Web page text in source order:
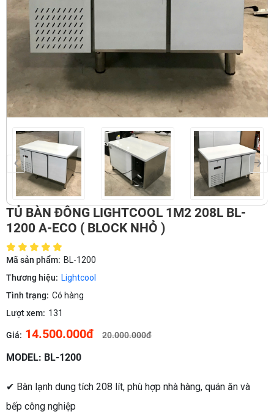
‹ ›
TỦ BÀN ĐÔNG LIGHTCOOL 1M2 208L BL-
1200 A-ECO ( BLOCK NHỎ )
Mã sản phẩm: BL-1200
Thương hiệu: Lightcool
Tình trạng: Có hàng
Lượt xem: 131
Giá: 14.500.000đ 20.000.000đ
MODEL: BL-1200
✔ Bàn lạnh dung tích 208 lít, phù hợp nhà hàng, quán ăn và
bếp công nghiệp